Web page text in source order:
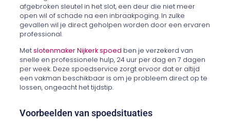
afgebroken sleutel in het slot, een deur die niet meer
open wil of schade na een inbraakpoging. In zulke
gevallen wil je direct geholpen worden door een ervaren
professional.
Metslotenmaker Nijkerk spoed ben je verzekerd van
snelle en professionele hulp, 24 uur per dag en 7 dagen
per week. Deze spoedservice zorgt ervoor dat er altijd
een vakman beschikbaar is om je probleem direct op te
lossen, ongeacht het tijdstip.
Voorbeelden van spoedsituaties